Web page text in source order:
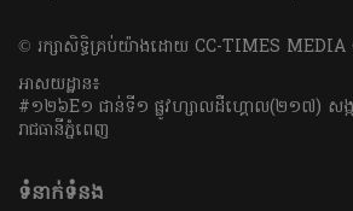
​© រក្សា​សិទ្ធិ​គ្រប់​យ៉ាង​ដោយ​ CC-TIMES MEDIA
អាសយដ្ឋាន៖
#១២៦E១ ជាន់ទី១ ផ្លូវហ្សាលដឺហ្គោល(២១៧) សង្ក
រាជធានីភ្នំពេញ
ទំនាក់ទំនង